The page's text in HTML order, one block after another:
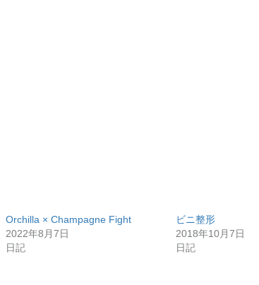
Orchilla × Champagne Fight
2022年8月7日
日記
ビニ整形
2018年10月7日
日記